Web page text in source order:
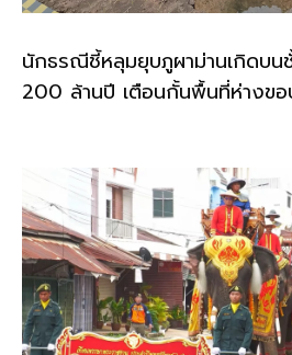
นักธรณีชี้หลุมยุบภูผาม่านเกิดบน
200 ล้านปี เตือนกั้นพื้นที่ห่างขอ